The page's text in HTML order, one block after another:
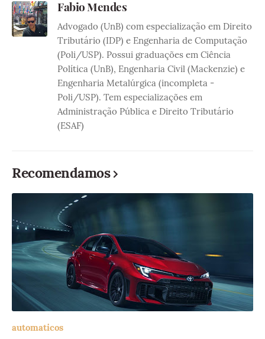
Fabio Mendes
Advogado (UnB) com especialização em Direito
Tributário (IDP) e Engenharia de Computação
(Poli/USP). Possui graduações em Ciência
Política (UnB), Engenharia Civil (Mackenzie) e
Engenharia Metalúrgica (incompleta -
Poli/USP). Tem especializações em
Administração Pública e Direito Tributário
(ESAF)
Recomendamos
automaticos